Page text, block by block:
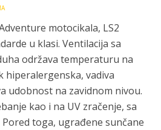
motocikala, LS2
u klasi. Ventilacija sa
održava temperaturu na
hiperalergenska, vadiva
udobnost na zavidnom nivou.
kao i na UV zračenje, sa
toga, ugrađene sunčane